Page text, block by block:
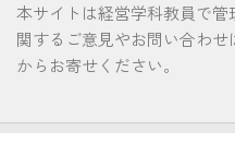
本サイトは経営学科教員で
関するご意見やお問い合わせ
からお寄せください。